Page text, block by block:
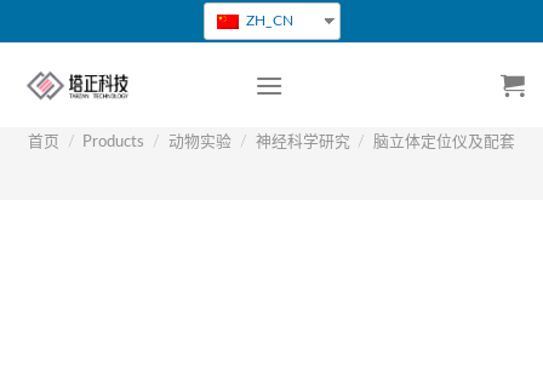
转
ZH_CN
首页 / Products / 动物实验 / 神经科学研究 / 脑立体定位仪及配套